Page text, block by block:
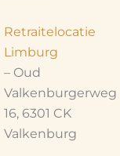
Retraitelocatie
Limburg
– Oud
Valkenburgerweg
16, 6301 CK
Valkenburg